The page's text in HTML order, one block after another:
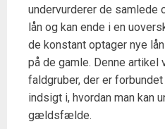
undervurderer de samlede
lån og kan ende i en
de konstant optager nye
på de gamle. Denne artikel
faldgruber, der er
indsigt i, hvordan man kan
gældsfælde.